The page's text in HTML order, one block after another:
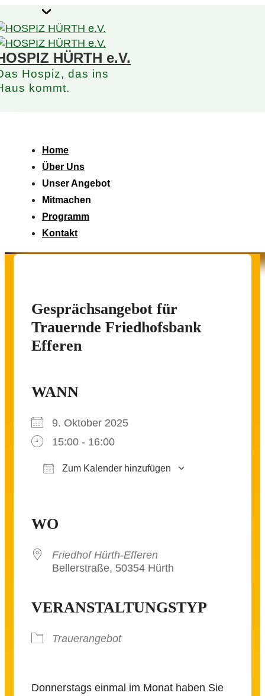
Zum
Inhalt
HÜRTH e.V.
Hospiz, das ins
kommt.
Home
Über Uns
Unser Angebot
Mitmachen
Programm
Kontakt
Gesprächsangebot für
Trauernde Friedhofsbank
Efferen
WANN
9. Oktober 2025
15:00 - 16:00
Zum Kalender hinzufügen
WO
Friedhof Hürth-Efferen
Bellerstraße, 50354 Hürth
VERANSTALTUNGSTYP
Trauerangebot
Donnerstags einmal im Monat haben Sie